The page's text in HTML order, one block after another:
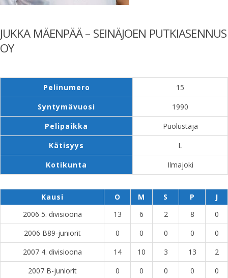
JUKKA MÄENPÄÄ – SEINÄJOEN PUTKIASENNUS
OY
Pelinumero
15
Syntymävuosi
1990
Pelipaikka
Puolustaja
Kätisyys
L
Kotikunta
Ilmajoki
Kausi O M S P
J
2006 5. divisioona
13 6 2 8
0
2006 B89-juniorit
0 0 0 0
0
2007 4. divisioona
14 10 3 13
2
2007 B-juniorit
0 0 0 0
0